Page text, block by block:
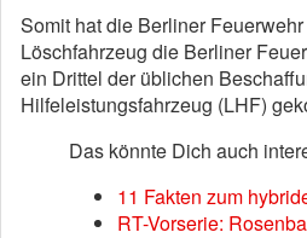
Somit hat die Berliner
Löschfahrzeug die Berliner
ein Drittel der üblichen
Hilfeleistungsfahrzeug (LHF)
Das könnte Dich auch
11 Fakten zum
RT-Vorserie: